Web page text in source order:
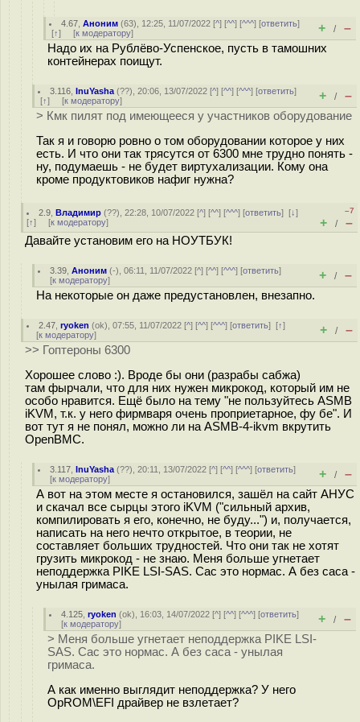
4.67 ,Аноним (63), 12:25, 11/07/2022 [^] [^^] [^^^] [ответить]
[↑] [к модератору] + / –
Надо их на Рублёво-Успенское, пусть в тамошних
контейнерах поищут.
3.116 ,InuYasha (??), 20:06, 13/07/2022 [^] [^^] [^^^] [ответить]
[↑] [к модератору] + / –
> Кмк пилят под имеющееся у участников оборудование
Так я и говорю ровно о том оборудовании которое у них
есть. И что они так трясутся от 6300 мне трудно понять -
ну, подумаешь - не будет виртухализации. Кому она
кроме продуктовиков нафиг нужна?
2.9 ,Владимир (??), 22:28, 10/07/2022 [^] [^^] [^^^] [ответить][↓]
[↑] [к модератору]
–7
+ / –
Давайте установим его на НОУТБУК!
3.39 ,Аноним (-), 06:11, 11/07/2022 [^] [^^] [^^^] [ответить]
[к модератору] + / –
На некоторые он даже предустановлен, внезапно.
2.47 ,ryoken (ok), 07:55, 11/07/2022 [^] [^^] [^^^] [ответить][↑]
[к модератору] + / –
>> Гоптероны 6300
Хорошее слово :). Вроде бы они (разрабы сабжа)
там фырчали, что для них нужен микрокод, который им не
особо нравится. Ещё было на тему "не пользуйтесь ASMB
iKVM, т.к. у него фирмваря очень проприетарное, фу бе". И
вот тут я не понял, можно ли на ASMB-4-ikvm вкрутить
OpenBMC.
3.117 ,InuYasha (??), 20:11, 13/07/2022 [^] [^^] [^^^] [ответить]
[к модератору] + / –
А вот на этом месте я остановился, зашёл на сайт АНУС
и скачал все сырцы этого iKVM ("сильный архив,
компилировать я его, конечно, не буду...") и, получается,
написать на него нечто открытое, в теории, не
составляет больших трудностей. Что они так не хотят
грузить микрокод - не знаю. Меня больше угнетает
неподдержка PIKE LSI-SAS. Сас это нормас. А без саса -
унылая гримаса.
4.125 ,ryoken (ok), 16:03, 14/07/2022 [^] [^^] [^^^] [ответить]
[к модератору] + / –
> Меня больше угнетает неподдержка PIKE LSI-
SAS. Сас это нормас. А без саса - унылая
гримаса.
А как именно выглядит неподдержка? У него
OpROM\EFI драйвер не взлетает?